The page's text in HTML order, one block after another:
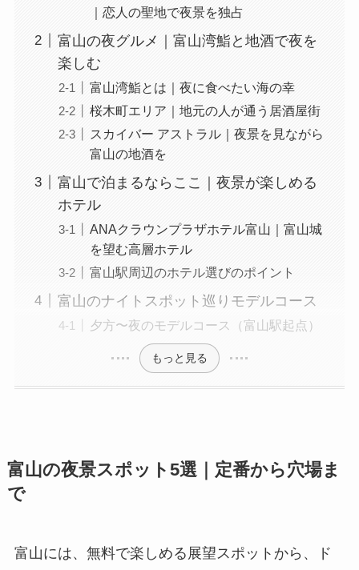
｜恋人の聖地で夜景を独占
富山の夜グルメ｜富山湾鮨と地酒で夜を
楽しむ
富山湾鮨とは｜夜に食べたい海の幸
桜木町エリア｜地元の人が通う居酒屋街
スカイバー アストラル｜夜景を見ながら
富山の地酒を
富山で泊まるならここ｜夜景が楽しめる
ホテル
ANAクラウンプラザホテル富山｜富山城
を望む高層ホテル
富山駅周辺のホテル選びのポイント
富山のナイトスポット巡りモデルコース
夕方〜夜のモデルコース（富山駅起点）
もっと見る
富山の夜景スポット5選｜定番から穴場ま
で
富山には、無料で楽しめる展望スポットから、ド